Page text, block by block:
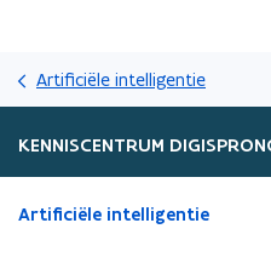
Artificiële intelligentie
KENNISCENTRUM
Gedaan
Artificiële intelligentie